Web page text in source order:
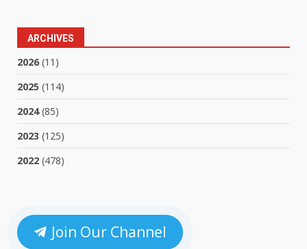
ARCHIVES
2026 (11)
2025 (114)
2024(85)
2023 (125)
2022 (478)
Join Our Channel